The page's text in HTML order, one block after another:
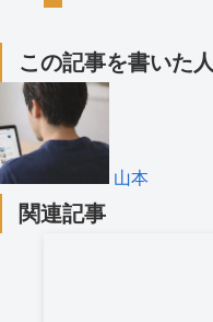
この記事を書いた人
山本
関連記事